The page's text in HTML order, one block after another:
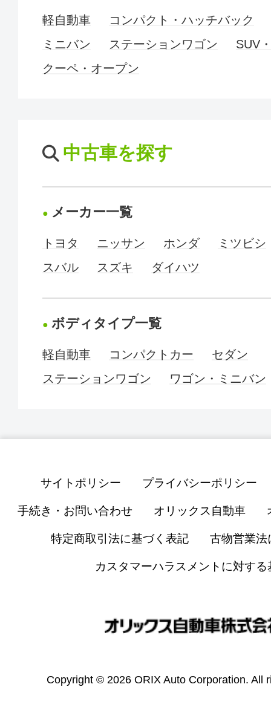
軽自動車
コンパクト・ハッチバック
ミニバン
ステーションワゴン
SUV
クーペ・オープン
中古車を探す
メーカー一覧
トヨタ ニッサン ホンダ
ミツビシ
スバル
スズキ ダイハツ
ボディタイプ一覧
軽自動車 コンパクトカー
セダン
ステーションワゴン
ワゴン・ミニバン
サイトポリシー プライバシーポリシー
手続き・お問い合わせ オリックス自動車
特定商取引法に基づく表記 古物営業法
カスタマーハラスメントに対する
Copyright © 2026 ORIX Auto Corporation. All